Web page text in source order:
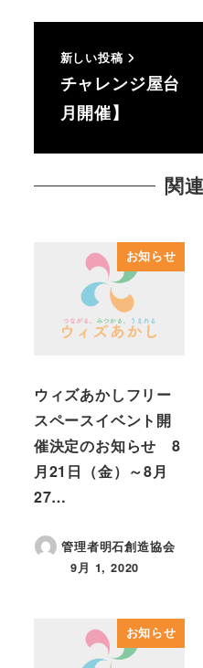
新しい投稿
チャレンジ屋台
月開催】
関
お知らせ
ウィズあかしフリー
スペースイベント開
催決定のお知らせ 8
月21日（金）～8月
27…
管理者明石創造協会
投稿日
9月 1, 2020
お知らせ